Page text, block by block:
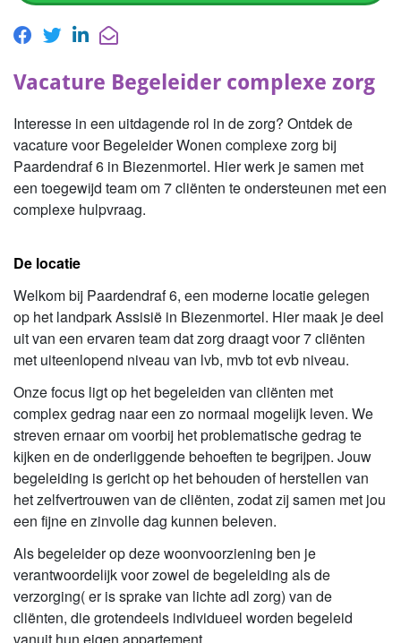
Vacature Begeleider complexe zorg
Interesse in een uitdagende rol in de zorg? Ontdek de
vacature voor Begeleider Wonen complexe zorg bij
Paardendraf 6 in Biezenmortel. Hier werk je samen met
een toegewijd team om 7 cliënten te ondersteunen met een
complexe hulpvraag.
De locatie
Welkom bij Paardendraf 6, een moderne locatie gelegen
op het landpark Assisië in Biezenmortel. Hier maak je deel
uit van een ervaren team dat zorg draagt voor 7 cliënten
met uiteenlopend niveau van lvb, mvb tot evb niveau.
Onze focus ligt op het begeleiden van cliënten met
complex gedrag naar een zo normaal mogelijk leven. We
streven ernaar om voorbij het problematische gedrag te
kijken en de onderliggende behoeften te begrijpen. Jouw
begeleiding is gericht op het behouden of herstellen van
het zelfvertrouwen van de cliënten, zodat zij samen met jou
een fijne en zinvolle dag kunnen beleven.
Als begeleider op deze woonvoorziening ben je
verantwoordelijk voor zowel de begeleiding als de
verzorging( er is sprake van lichte adl zorg) van de
cliënten, die grotendeels individueel worden begeleid
vanuit hun eigen appartement.